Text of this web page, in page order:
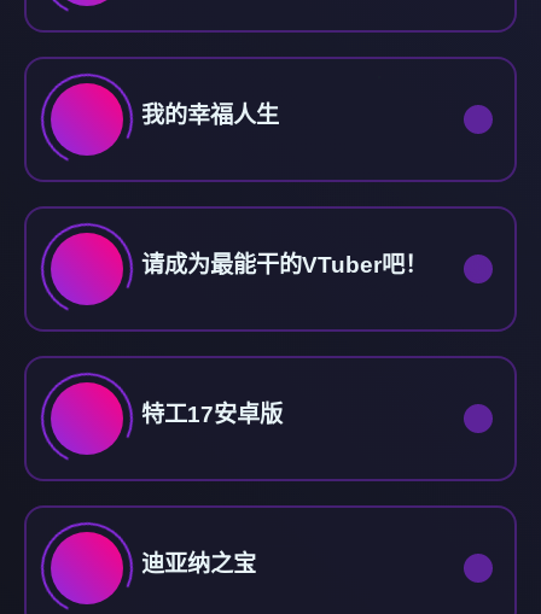
我的幸福人生
请成为最能干的VTuber吧！
特工17安卓版
迪亚纳之宝